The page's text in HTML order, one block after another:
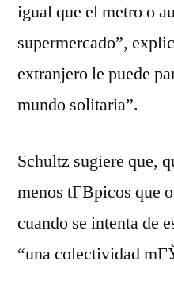
igual que el metro o
supermercado”,
extranjero le puede
mundo solitaria”.
Schultz sugiere que,
menos tГ­В­picos que
cuando se intenta de
“una colectividad